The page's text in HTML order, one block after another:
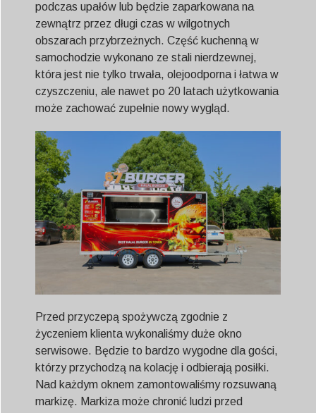
podczas upałów lub będzie zaparkowana na
zewnątrz przez długi czas w wilgotnych
obszarach przybrzeżnych. Część kuchenną w
samochodzie wykonano ze stali nierdzewnej,
która jest nie tylko trwała, olejoodporna i łatwa w
czyszczeniu, ale nawet po 20 latach użytkowania
może zachować zupełnie nowy wygląd.
Przed przyczepą spożywczą zgodnie z
życzeniem klienta wykonaliśmy duże okno
serwisowe. Będzie to bardzo wygodne dla gości,
którzy przychodzą na kolację i odbierają posiłki.
Nad każdym oknem zamontowaliśmy rozsuwaną
markizę. Markiza może chronić ludzi przed